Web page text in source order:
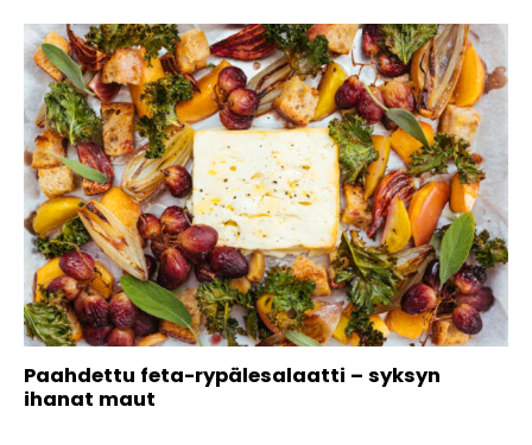
Paahdettu feta-rypälesalaatti – syksyn
ihanat maut